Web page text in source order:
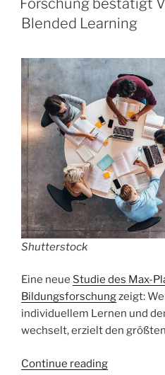
für
Forschung bestätigt
Blended Learning
Shutterstock
Eine neue Studie des Max-
Bildungsforschungzeigt:
individuellem Lernen und
wechselt, erzielt den
Continue reading„Forschung